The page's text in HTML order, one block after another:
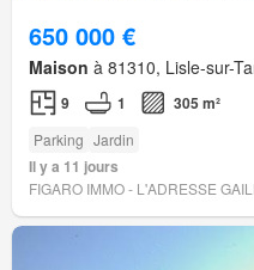
650 000 €
Maison à 81310, Lisle-sur-
9 1 305 m²
Parking Jardin
Il y a 11 jours
FIGARO IMMO - L'ADRESSE